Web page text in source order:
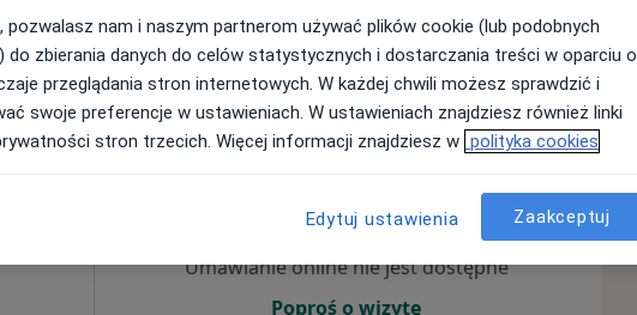
350 zł
Pon, Wt, Śr,
Umawianie online nie jest dostępne
Poproś o wizytę
pozwalasz nam i naszym partnerom używać plików cookie (lub podobnych
do zbierania danych do celów statystycznych i dostarczania treści w oparciu o
przeglądania stron internetowych. W każdej chwili możesz sprawdzić i
swoje preferencje w ustawieniach. W ustawieniach znajdziesz również linki
stron trzecich. Więcej informacji znajdziesz w polityka cookies
Edytuj ustawienia Zaakceptuj